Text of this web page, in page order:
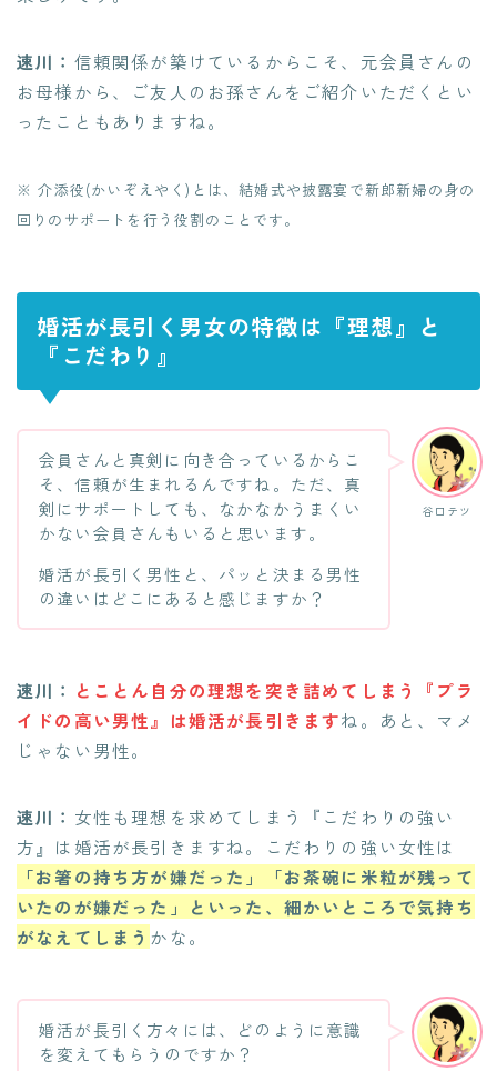
速川： 信頼関係が築けているからこそ、元会員さんの
お母様から、ご友人のお孫さんをご紹介いただくとい
ったこともありますね。
※ 介添役(かいぞえやく)とは、結婚式や披露宴で新郎新婦の身の
回りのサポートを行う役割のことです。
婚活が長引く男女の特徴は『理想』と
『こだわり』
谷口テツ
会員さんと真剣に向き合っているからこ
そ、信頼が生まれるんですね。ただ、真
剣にサポートしても、なかなかうまくい
かない会員さんもいると思います。
婚活が長引く男性と、パッと決まる男性
の違いはどこにあると感じますか？
速川： とことん自分の理想を突き詰めてしまう『プラ
イドの高い男性』は婚活が長引きますね。あと、マメ
じゃない男性。
速川： 女性も理想を求めてしまう『こだわりの強い
方』は婚活が長引きますね。こだわりの強い女性は
「お箸の持ち方が嫌だった」「お茶碗に米粒が残って
いたのが嫌だった」といった、細かいところで気持ち
がなえてしまう かな。
婚活が長引く方々には、どのように意識
を変えてもらうのですか？